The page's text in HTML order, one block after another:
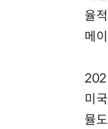
율
메
미
뮬